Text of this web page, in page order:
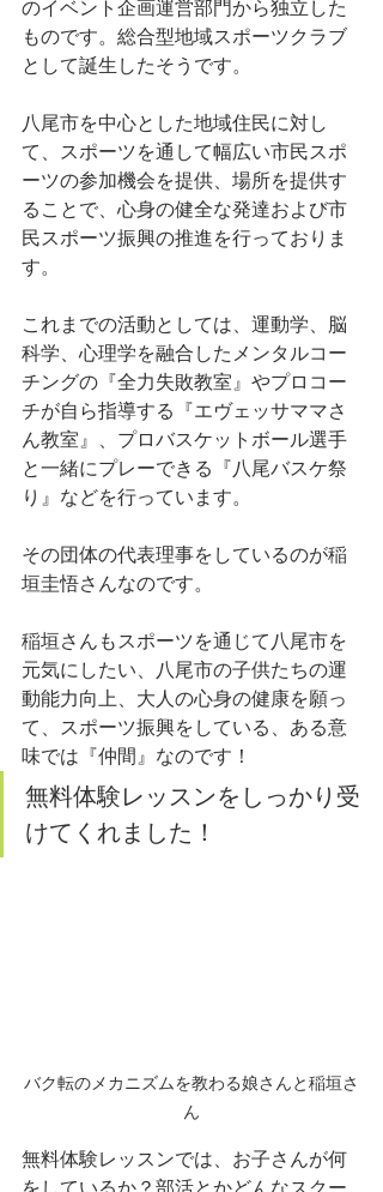
のイベント企画運営部門から独立した
ものです。総合型地域スポーツクラブ
として誕生したそうです。
八尾市を中心とした地域住民に対し
て、スポーツを通して幅広い市民スポ
ーツの参加機会を提供、場所を提供す
ることで、心身の健全な発達および市
民スポーツ振興の推進を行っておりま
す。
これまでの活動としては、運動学、脳
科学、心理学を融合したメンタルコー
チングの『全力失敗教室』やプロコー
チが自ら指導する『エヴェッサママさ
ん教室』、プロバスケットボール選手
と一緒にプレーできる『八尾バスケ祭
り』などを行っています。
その団体の代表理事をしているのが稲
垣圭悟さんなのです。
稲垣さんもスポーツを通じて八尾市を
元気にしたい、八尾市の子供たちの運
動能力向上、大人の心身の健康を願っ
て、スポーツ振興をしている、ある意
味では『仲間』なのです！
無料体験レッスンをしっかり受
けてくれました！
バク転のメカニズムを教わる娘さんと稲垣さ
ん
無料体験レッスンでは、お子さんが何
をしているか？部活とかどんなスクー